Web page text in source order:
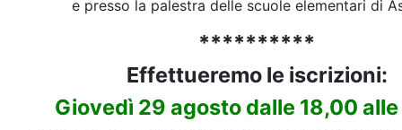
e presso la palestra delle scuole elementari di
**********
Effettueremo le iscrizioni:
Giovedì 29 agosto dalle 18,00